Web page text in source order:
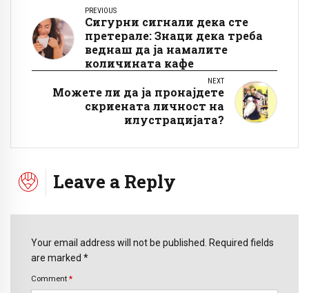
PREVIOUS
Сигурни сигнали дека сте
претерале: Знаци дека треба
веднаш да ја намалите
количината кафе
NEXT
Можете ли да ја пронајдете
скриената личност на
илустрацијата?
Leave a Reply
Your email address will not be published. Required fields
are marked *
Comment *